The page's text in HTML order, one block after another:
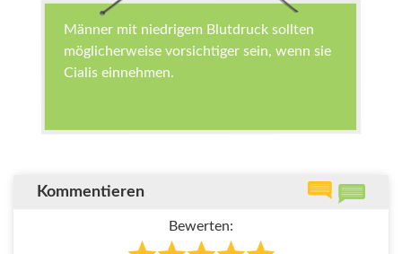
Männer mit niedrigem Blutdruck sollten
möglicherweise vorsichtiger sein, wenn sie
Cialis einnehmen.
Kommentieren
Bewerten: